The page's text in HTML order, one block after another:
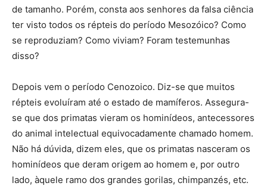
de tamanho. Porém, consta aos senhores da falsa ciência
ter visto todos os répteis do período Mesozóico? Como
se reproduziam? Como viviam? Foram testemunhas
disso?
Depois vem o período Cenozoico. Diz-se que muitos
répteis evoluíram até o estado de mamíferos. Assegura-
se que dos primatas vieram os hominídeos, antecessores
do animal intelectual equivocadamente chamado homem.
Não há dúvida, dizem eles, que os primatas nasceram os
hominídeos que deram origem ao homem e, por outro
lado, àquele ramo dos grandes gorilas, chimpanzés, etc.